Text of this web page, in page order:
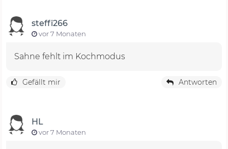
steffi266
vor 7 Monaten
Sahne fehlt im Kochmodus
Gefällt mir Antworten
HL
vor 7 Monaten